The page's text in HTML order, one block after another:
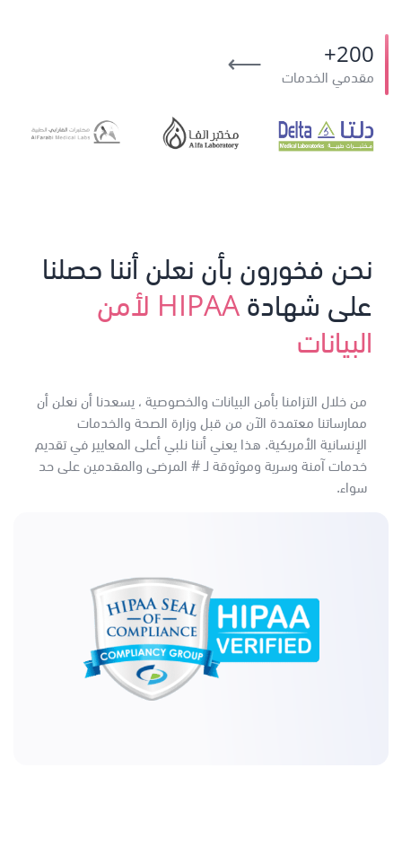
200+
مقدمي الخدمات ⟶
نحن فخورون بأن نعلن أننا حصلنا
على شهادة
HIPAA لأمن
البيانات
من خلال التزامنا بأمن البيانات والخصوصية ، يسعدنا أن نعلن أن
ممارساتنا معتمدة الآن من قبل وزارة الصحة والخدمات
الإنسانية الأمريكية. هذا يعني أننا نلبي أعلى المعايير في تقديم
خدمات آمنة وسرية وموثوقة لـ # المرضى والمقدمين على حد
سواء.